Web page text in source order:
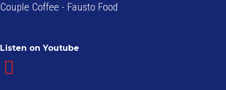
Couple Coffee - Fausto Food
Listen on Youtube